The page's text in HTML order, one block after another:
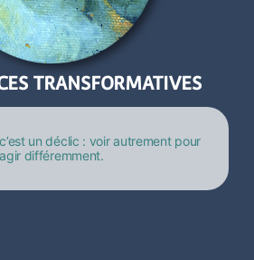
TRANSFORMATIVES
un déclic : voir autrement pour
agir différemment.